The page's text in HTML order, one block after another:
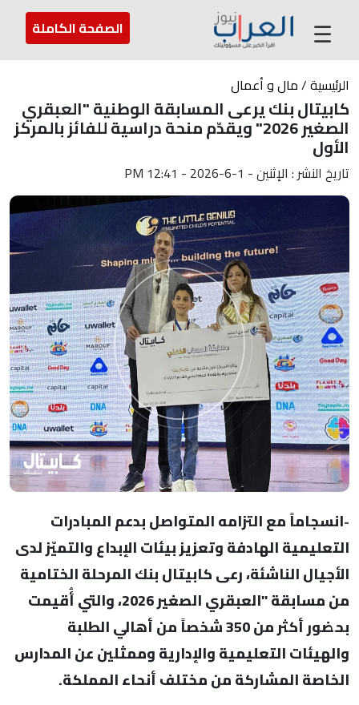
عن العراب ارسل لنا ☰ الصفحة الكاملة
الرئيسية/مال و أعمال
كابيتال بنك يرعى المسابقة الوطنية "العبقري
الصغير 2026" ويقدّم منحة دراسية للفائز بالمركز
الأول
تاريخ النشر : الإثنين - 1-6-2026 - 12:41 PM
-انسجاماً مع التزامه المتواصل بدعم المبادرات
التعليمية الهادفة وتعزيز بيئات الإبداع والتميّز لدى
الأجيال الناشئة، رعى كابيتال بنك المرحلة الختامية
من مسابقة "العبقري الصغير 2026، والتي أُقيمت
بحضور أكثر من 350 شخصاً من أهالي الطلبة
والهيئات التعليمية والإدارية وممثلين عن المدارس
الخاصة المشاركة من مختلف أنحاء المملكة.